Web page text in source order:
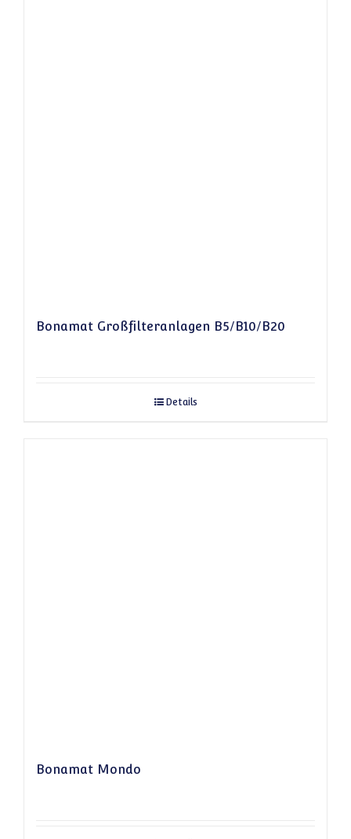
Bonamat Großfilteranlagen B5/B10/B20
Details
Bonamat Mondo